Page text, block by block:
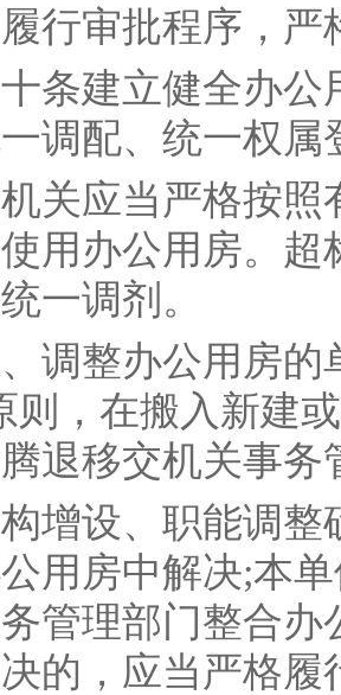
行审批程序，
建立健全办公
调配、统一权属
应当严格按照
用办公用房。
一调剂。
整办公用房的
则，在搬入新建
退移交机关事
设、职能调整
用房中解决;本
管理部门整合
的，应当严格